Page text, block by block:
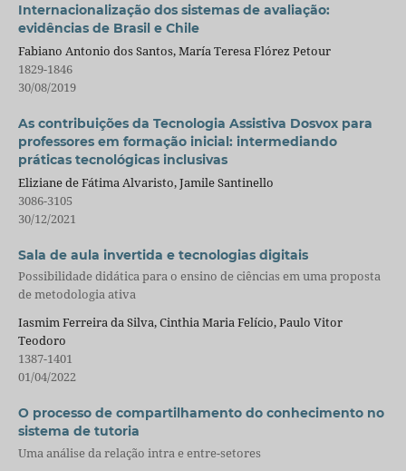
Internacionalização dos sistemas de avaliação:
evidências de Brasil e Chile
Fabiano Antonio dos Santos, María Teresa Flórez Petour
1829-1846
30/08/2019
As contribuições da Tecnologia Assistiva Dosvox para
professores em formação inicial: intermediando
práticas tecnológicas inclusivas
Eliziane de Fátima Alvaristo, Jamile Santinello
3086-3105
30/12/2021
Sala de aula invertida e tecnologias digitais
Possibilidade didática para o ensino de ciências em uma proposta
de metodologia ativa
Iasmim Ferreira da Silva, Cinthia Maria Felício, Paulo Vitor
Teodoro
1387-1401
01/04/2022
O processo de compartilhamento do conhecimento no
sistema de tutoria
Uma análise da relação intra e entre-setores